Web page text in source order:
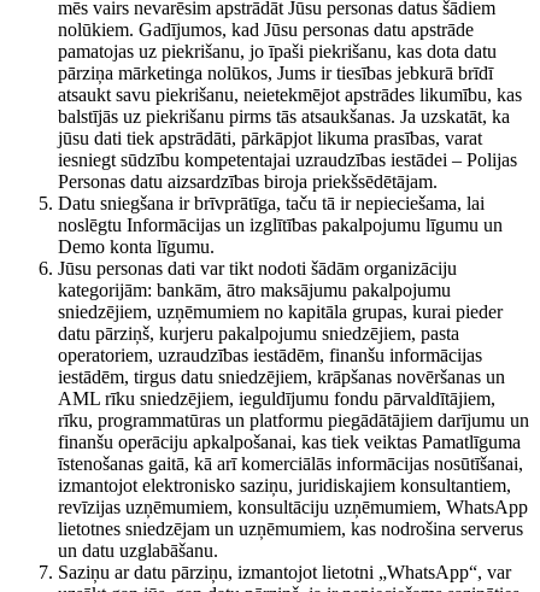
mēs vairs nevarēsim apstrādāt Jūsu personas datus šādiem
nolūkiem. Gadījumos, kad Jūsu personas datu apstrāde
pamatojas uz piekrišanu, jo īpaši piekrišanu, kas dota datu
pārziņa mārketinga nolūkos, Jums ir tiesības jebkurā brīdī
atsaukt savu piekrišanu, neietekmējot apstrādes likumību, kas
balstījās uz piekrišanu pirms tās atsaukšanas. Ja uzskatāt, ka
jūsu dati tiek apstrādāti, pārkāpjot likuma prasības, varat
iesniegt sūdzību kompetentajai uzraudzības iestādei – Polijas
Personas datu aizsardzības biroja priekšsēdētājam.
Datu sniegšana ir brīvprātīga, taču tā ir nepieciešama, lai
noslēgtu Informācijas un izglītības pakalpojumu līgumu un
Demo konta līgumu.
Jūsu personas dati var tikt nodoti šādām organizāciju
kategorijām: bankām, ātro maksājumu pakalpojumu
sniedzējiem, uzņēmumiem no kapitāla grupas, kurai pieder
datu pārziņš, kurjeru pakalpojumu sniedzējiem, pasta
operatoriem, uzraudzības iestādēm, finanšu informācijas
iestādēm, tirgus datu sniedzējiem, krāpšanas novēršanas un
AML rīku sniedzējiem, ieguldījumu fondu pārvaldītājiem,
rīku, programmatūras un platformu piegādātājiem darījumu un
finanšu operāciju apkalpošanai, kas tiek veiktas Pamatlīguma
īstenošanas gaitā, kā arī komerciālās informācijas nosūtīšanai,
izmantojot elektronisko saziņu, juridiskajiem konsultantiem,
revīzijas uzņēmumiem, konsultāciju uzņēmumiem, WhatsApp
lietotnes sniedzējam un uzņēmumiem, kas nodrošina serverus
un datu uzglabāšanu.
Saziņu ar datu pārziņu, izmantojot lietotni „WhatsApp“, var